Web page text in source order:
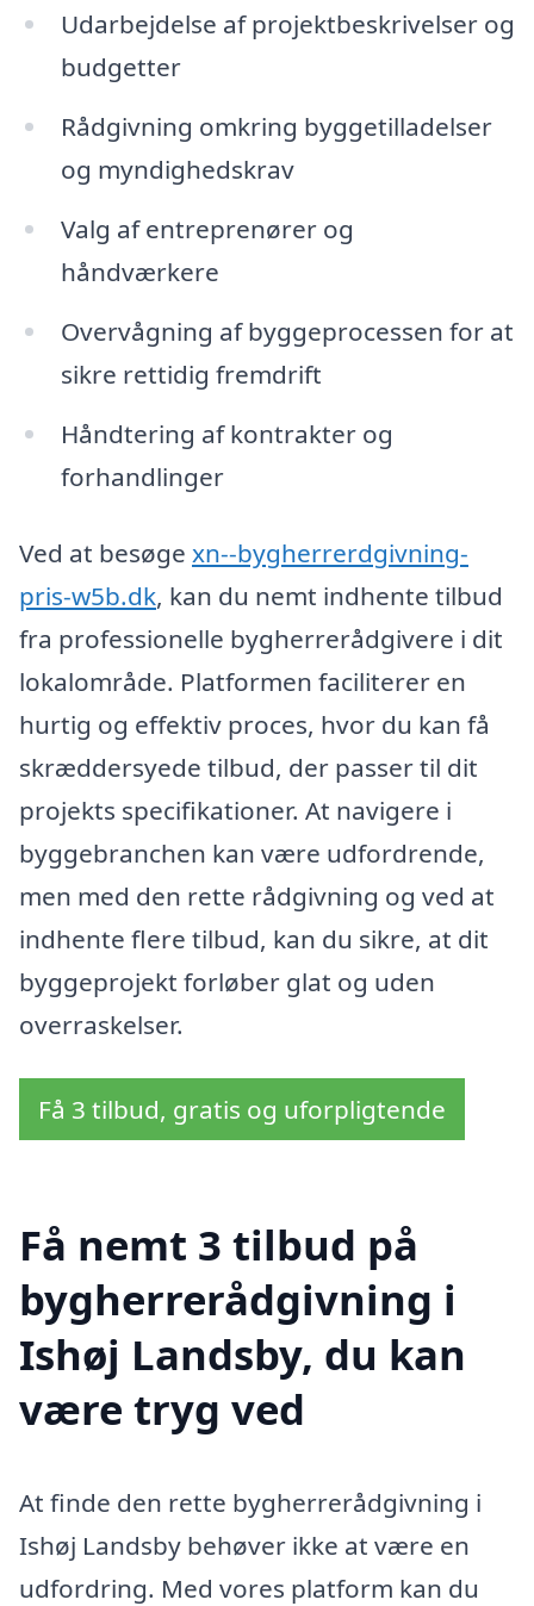
Udarbejdelse af projektbeskrivelser og
budgetter
Rådgivning omkring byggetilladelser
og myndighedskrav
Valg af entreprenører og
håndværkere
Overvågning af byggeprocessen for at
sikre rettidig fremdrift
Håndtering af kontrakter og
forhandlinger
Ved at besøge xn--bygherrerdgivning-
pris-w5b.dk, kan du nemt indhente tilbud
fra professionelle bygherrerådgivere i dit
lokalområde. Platformen faciliterer en
hurtig og effektiv proces, hvor du kan få
skræddersyede tilbud, der passer til dit
projekts specifikationer. At navigere i
byggebranchen kan være udfordrende,
men med den rette rådgivning og ved at
indhente flere tilbud, kan du sikre, at dit
byggeprojekt forløber glat og uden
overraskelser.
Få 3 tilbud, gratis og uforpligtende
Få nemt 3 tilbud på
bygherrerådgivning i
Ishøj Landsby, du kan
være tryg ved
At finde den rette bygherrerådgivning i
Ishøj Landsby behøver ikke at være en
udfordring. Med vores platform kan du